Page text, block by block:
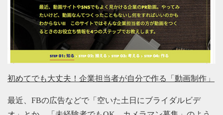
初めてでも大丈夫！企業担当者が自分で作る「動画制作」
最近、FBの広告などで「空いた土日にブライダルビデ